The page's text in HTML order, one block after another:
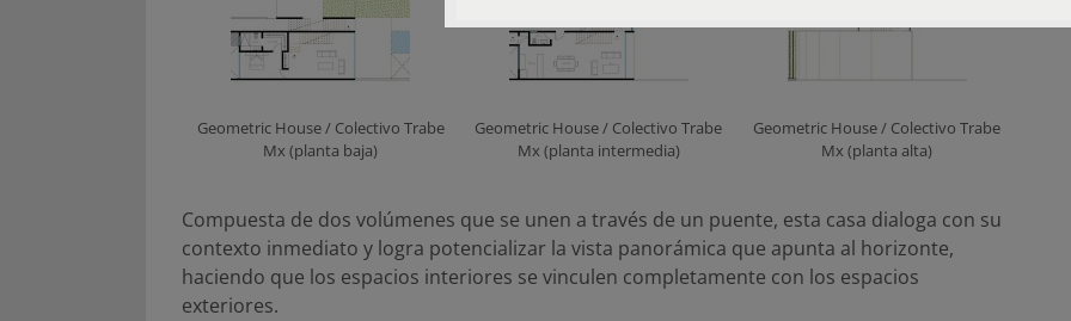
Geometric House / Colectivo Trabe
Mx (planta baja)
Geometric House / Colectivo Trabe
Mx (planta intermedia)
Geometric House / Colectivo Trabe
Mx (planta alta)
Compuesta de dos volúmenes que se unen a través de un puente, esta casa dialoga con su
contexto inmediato y logra potencializar la vista panorámica que apunta al horizonte,
haciendo que los espacios interiores se vinculen completamente con los espacios
exteriores.